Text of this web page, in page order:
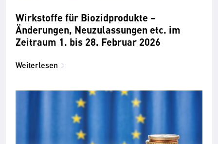
Wirkstoffe für Biozidprodukte –
Änderungen, Neuzulassungen etc. im
Zeitraum 1. bis 28. Februar 2026
Weiterlesen